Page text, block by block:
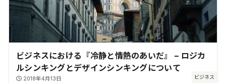
ビジネス
ビジネスにおける『冷静と情熱のあいだ』 – ロジカ
ルシンキングとデザインシンキングについて
2018年4月13日